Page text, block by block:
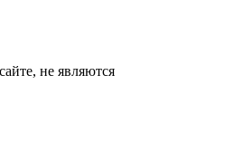
не являются